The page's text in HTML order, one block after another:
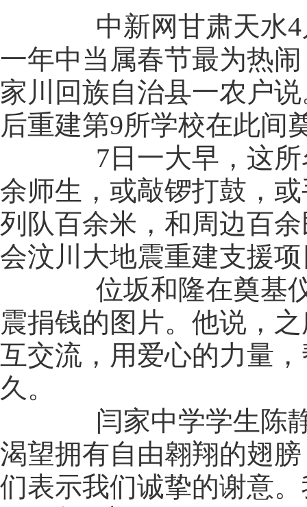
中新网甘肃天水4月7
一年中当属春节最为热
家川回族自治县一农户
后重建第9所学校在此间
7日一大早，这所名
余师生，或敲锣打鼓，
列队百余米，和周边百
会汶川大地震重建支援
位坂和隆在奠基仪式
震捐钱的图片。他说，
互交流，用爱心的力量
久。
闫家中学学生陈静激
渴望拥有自由翱翔的翅
们表示我们诚挚的谢意